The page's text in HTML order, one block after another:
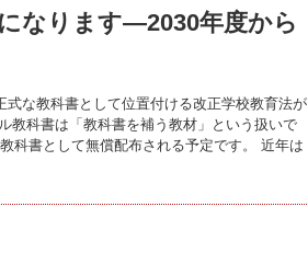
なります―2030年度から
式な教科書として位置付ける改正学校教育法が
教科書は「教科書を補う教材」という扱いで
科書として無償配布される予定です。 近年は